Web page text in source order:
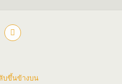
บขึ้นข้างบน